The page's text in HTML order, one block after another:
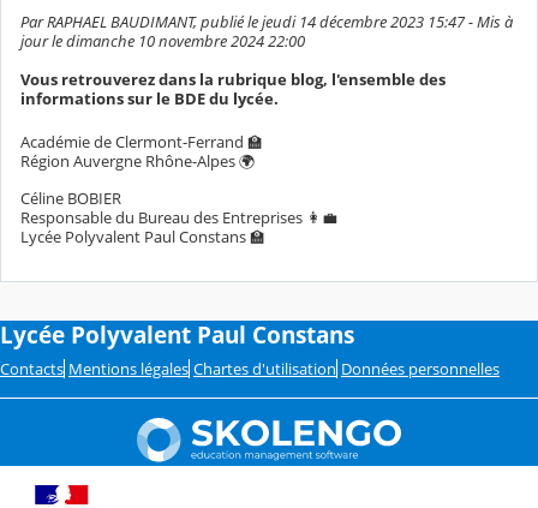
Par RAPHAEL BAUDIMANT, publié le jeudi 14 décembre 2023 15:47 - Mis à
jour le dimanche 10 novembre 2024 22:00
Vous retrouverez dans la rubrique blog, l'ensemble des
informations sur le BDE du lycée.
Académie de Clermont-Ferrand 🏫
Région Auvergne Rhône-Alpes 🌍
Céline BOBIER
Responsable du Bureau des Entreprises 👩‍💼
Lycée Polyvalent Paul Constans 🏫
Lycée Polyvalent Paul Constans
Contacts Mentions légales Chartes d'utilisation Données personnelles